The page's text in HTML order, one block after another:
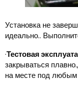
Установка не
идеально..
·Тестовая
закрываться
на месте под любым